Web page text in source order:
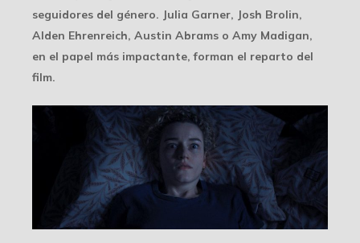
seguidores del género. Julia Garner, Josh Brolin,
Alden Ehrenreich, Austin Abrams o Amy Madigan,
en el papel más impactante, forman el reparto del
film.